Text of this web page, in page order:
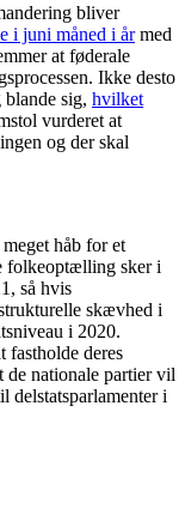
bliver
i juni måned i årmed
at føderale
Ikke desto
sig, hvilket
vurderet at
og der skal
håb for et
folkeoptælling sker i
så hvis
skævhed i
i 2020.
fastholde deres
nationale partier vil
delstatsparlamenter i